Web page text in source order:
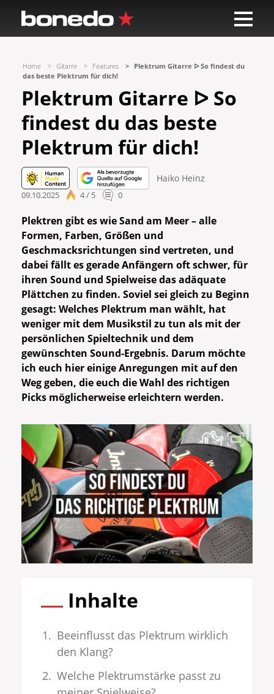
Home Gitarre Features
Plektrum Gitarre ᐅ So findest du
das beste Plektrum für dich!
Plektrum Gitarre ᐅ So
findest du das beste
Plektrum für dich!
Haiko Heinz
09.10.2025 4 / 5 0
Plektren gibt es wie Sand am Meer – alle
Formen, Farben, Größen und
Geschmacksrichtungen sind vertreten, und
dabei fällt es gerade Anfängern oft schwer, für
ihren Sound und Spielweise das adäquate
Plättchen zu finden. Soviel sei gleich zu Beginn
gesagt: Welches Plektrum man wählt, hat
weniger mit dem Musikstil zu tun als mit der
persönlichen Spieltechnik und dem
gewünschten Sound-Ergebnis. Darum möchte
ich euch hier einige Anregungen mit auf den
Weg geben, die euch die Wahl des richtigen
Picks möglicherweise erleichtern werden.
Inhalte
Beeinflusst das Plektrum wirklich
den Klang?
Welche Plektrumstärke passt zu